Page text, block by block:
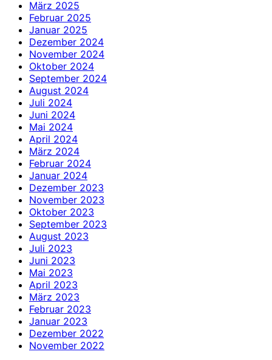
März 2025
Februar 2025
Januar 2025
Dezember 2024
November 2024
Oktober 2024
September 2024
August 2024
Juli 2024
Juni 2024
Mai 2024
April 2024
März 2024
Februar 2024
Januar 2024
Dezember 2023
November 2023
Oktober 2023
September 2023
August 2023
Juli 2023
Juni 2023
Mai 2023
April 2023
März 2023
Februar 2023
Januar 2023
Dezember 2022
November 2022